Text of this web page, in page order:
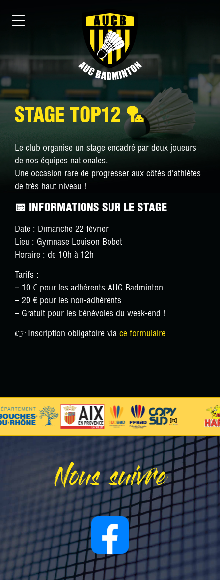
STAGE TOP12 🏸
Le club organise un stage encadré par deux joueurs
de nos équipes nationales.
Une occasion rare de progresser aux côtés d’athlètes
de très haut niveau !
📅 INFORMATIONS SUR LE STAGE
Date : Dimanche 22 février
Lieu : Gymnase Louison Bobet
Horaire : de 10h à 12h
Tarifs :
– 10 € pour les adhérents AUC Badminton
– 20 € pour les non-adhérents
– Gratuit pour les bénévoles du week-end !
👉 Inscription obligatoire via ce formulaire
Nous suivre